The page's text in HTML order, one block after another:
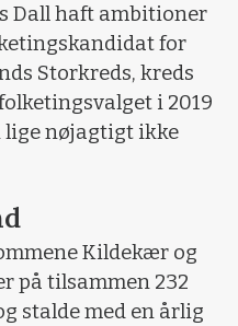
Dall haft ambitioner
for
Storkreds, kreds
i 2019
lige nøjagtigt ikke
Kildekær og
på tilsammen 232
stalde med en årlig